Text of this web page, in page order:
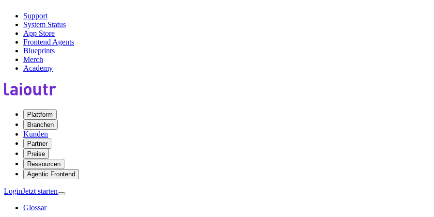
Support
System Status
App Store
Frontend Agents
Blueprints
Merch
Academy
Plattform
Branchen
Kunden
Partner
Preise
Ressourcen
Agentic Frontend
LoginJetzt starten
Glossar